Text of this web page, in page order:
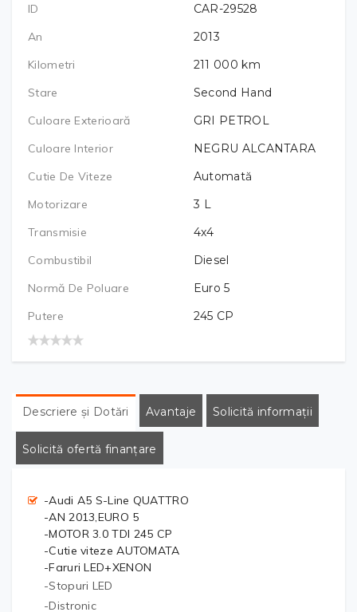
ID
CAR-29528
An
2013
Kilometri
211 000 km
Stare
Second Hand
Culoare Exterioară
GRI PETROL
Culoare Interior
NEGRU ALCANTARA
Cutie De Viteze
Automată
Motorizare
3 L
Transmisie
4x4
Combustibil
Diesel
Normă De Poluare
Euro 5
Putere
245 CP
Descriere și Dotări Avantaje Solicită informații
Solicită ofertă finanțare
-Audi A5 S-Line QUATTRO
-AN 2013,EURO 5
-MOTOR 3.0 TDI 245 CP
-Cutie viteze AUTOMATA
-Faruri LED+XENON
-Stopuri LED
-Distronic